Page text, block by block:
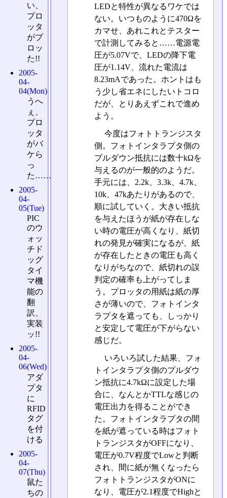
LEDと特性が異なるワケでは
ない。いつものように470Ωを
カマせ、あれこれとテスター
で計測してみると……電源電
圧が5.07Vで、LEDの降下電
圧が1.14V、流れた電流は
8.23mAであった。ホントはも
う少し省エネにしたいトコロ
だが、とりあえずこれで進め
よう。
今度はフォトトランジスタ
側。フォトインタラプタ側の
プルダウン抵抗には数十kΩを
与えるのが一般的のようだ。
手元には、2.2k、3.3k、4.7k、
10k、47kあたりがあるので、
順に試していく。大きい抵抗
を与えたほうが紙が存在しな
い時の電圧が高くなり、紙切
れの発見が確実になるが、紙
が存在したときの電圧も高く
なりがちなので、紙切れの誤
判定の確率も上がってしま
う。プロッタの用紙は紙の厚
さが薄いので、フォトインタ
ラプタを遮っても、しっかり
と安定して電圧が下がらない
感じだ。
いろいろ試した結果、フォ
トインタラプタ側のプルダウ
ン抵抗に4.7kΩに設定した場
合に、なんとかTTLな感じの
電圧出力を得ることができ
た。フォトインタラプタの間
を紙が遮っている時はフォト
トランジスタがOFFになり、
電圧が0.7V程度でLowと判断
され、間に紙が無くなったら
フォトトランジスタがONに
なり、電圧が2.1程度でHighと
い、
プロ
ッタ
がプ
ロッ
た!!
2005-
04-
04(Mon)
うへ
ぇ、
プロ
ッタ
がバ
ケら
っ
た……
2005-
04-
05(Tue)
PIC
のウ
ォッ
チド
ッグ
タイ
マ機
能の
翻
訳、
実装
ッ!!
2005-
04-
06(Wed)
アダ
プタ
に
RFID
タグ
を付
ける
2005-
04-
07(Thu)
鼠た
ちの